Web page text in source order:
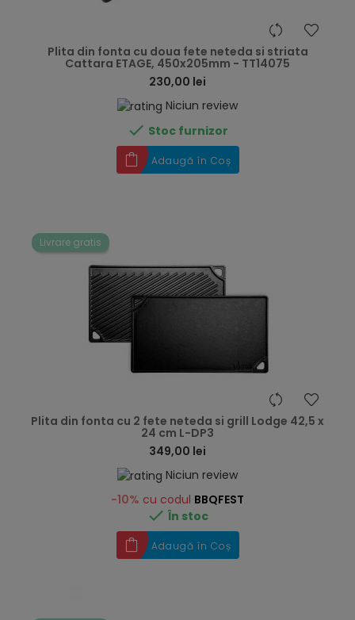
Plita din fonta cu doua fete neteda si striata
Cattara ETAGE, 450x205mm - TT14075
230,00 lei
Niciun review
 Stoc furnizor
Adaugă în Coș
Livrare gratis
Plita din fonta cu 2 fete neteda si grill Lodge 42,5 x
24 cm L-DP3
349,00 lei
Niciun review
-10% cu codul BBQFEST
 În stoc
Adaugă în Coș